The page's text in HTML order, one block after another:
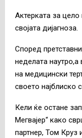
Актерката за
својата дијагноза.
Според
неделата
на медицински
своето најблиско
Кели ќе остане
Мегвајер“ како
партнер, Том